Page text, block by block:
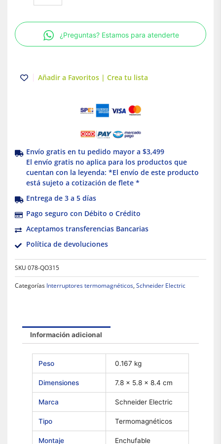
15A
Enchufable
Schneider
¿Preguntas? Estamos para atenderte
Añadir a Favoritos | Crea tu lista
Envío gratis en tu pedido mayor a $3,499
El envío gratis no aplica para los productos que
cuentan con la leyenda: *El envío de este producto
está sujeto a cotización de flete *
Entrega de 3 a 5 días
Pago seguro con Débito o Crédito
Aceptamos transferencias Bancarias
Política de devoluciones
SKU 078-QO315
Categorías Interruptores termomagnéticos, Schneider Electric
Información adicional
Peso 0.167 kg
Dimensiones 7.8 × 5.8 × 8.4 cm
Marca Schneider Electric
Tipo Termomagnéticos
Montaje Enchufable